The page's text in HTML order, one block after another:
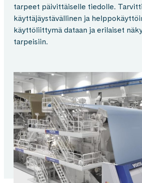
tarpeet päivittäiselle tiedolle.
käyttäjäystävällinen ja
käyttöliittymä dataan ja erilaiset
tarpeisiin.